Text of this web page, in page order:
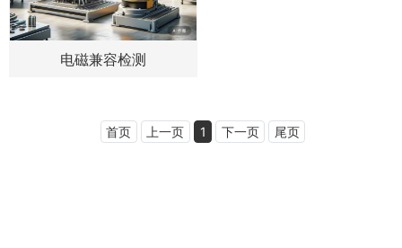
电磁兼容检测
首页 上一页 1 下一页 尾页